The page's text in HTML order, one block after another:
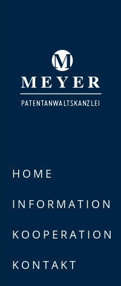
HOME
INFORMATION
KOOPERATION
KONTAKT